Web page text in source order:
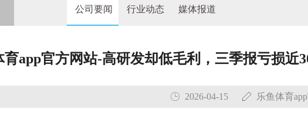
公司要闻 行业动态 媒体报道
育app官方网站-高研发却低毛利，三季报亏损近
2026-04-15 乐鱼体育